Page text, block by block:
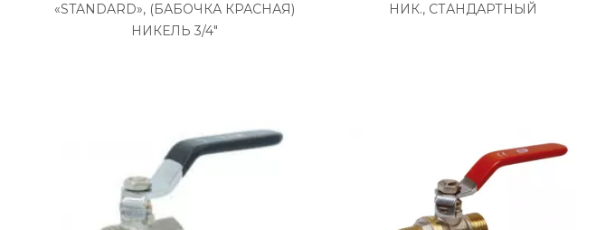
«STANDARD», (БАБОЧКА КРАСНАЯ)
НИКЕЛЬ 3/4"
НИК., СТАНДАРТНЫЙ